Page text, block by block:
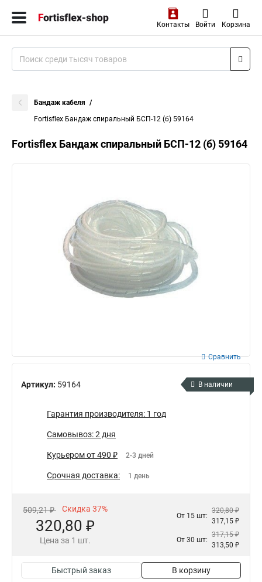
Контакты Войти Корзина
Бандаж кабеля
Fortisflex Бандаж спиральный БСП-12 (б) 59164
Fortisflex Бандаж спиральный БСП-12 (б) 59164
Артикул: 59164
Сравнить
В наличии
Гарантия производителя: 1 год
Самовывоз: 2 дня
Курьером от 490 ₽ 2-3 дней
Срочная доставка: 1 день
509,21 ₽ Скидка 37%
320,80 ₽
Цена за 1 шт.
От 15 шт:
320,80 ₽
317,15 ₽
От 30 шт:
317,15 ₽
313,50 ₽
Быстрый заказ В корзину